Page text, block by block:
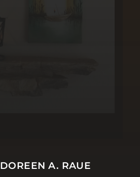
DOREEN A. RAUE